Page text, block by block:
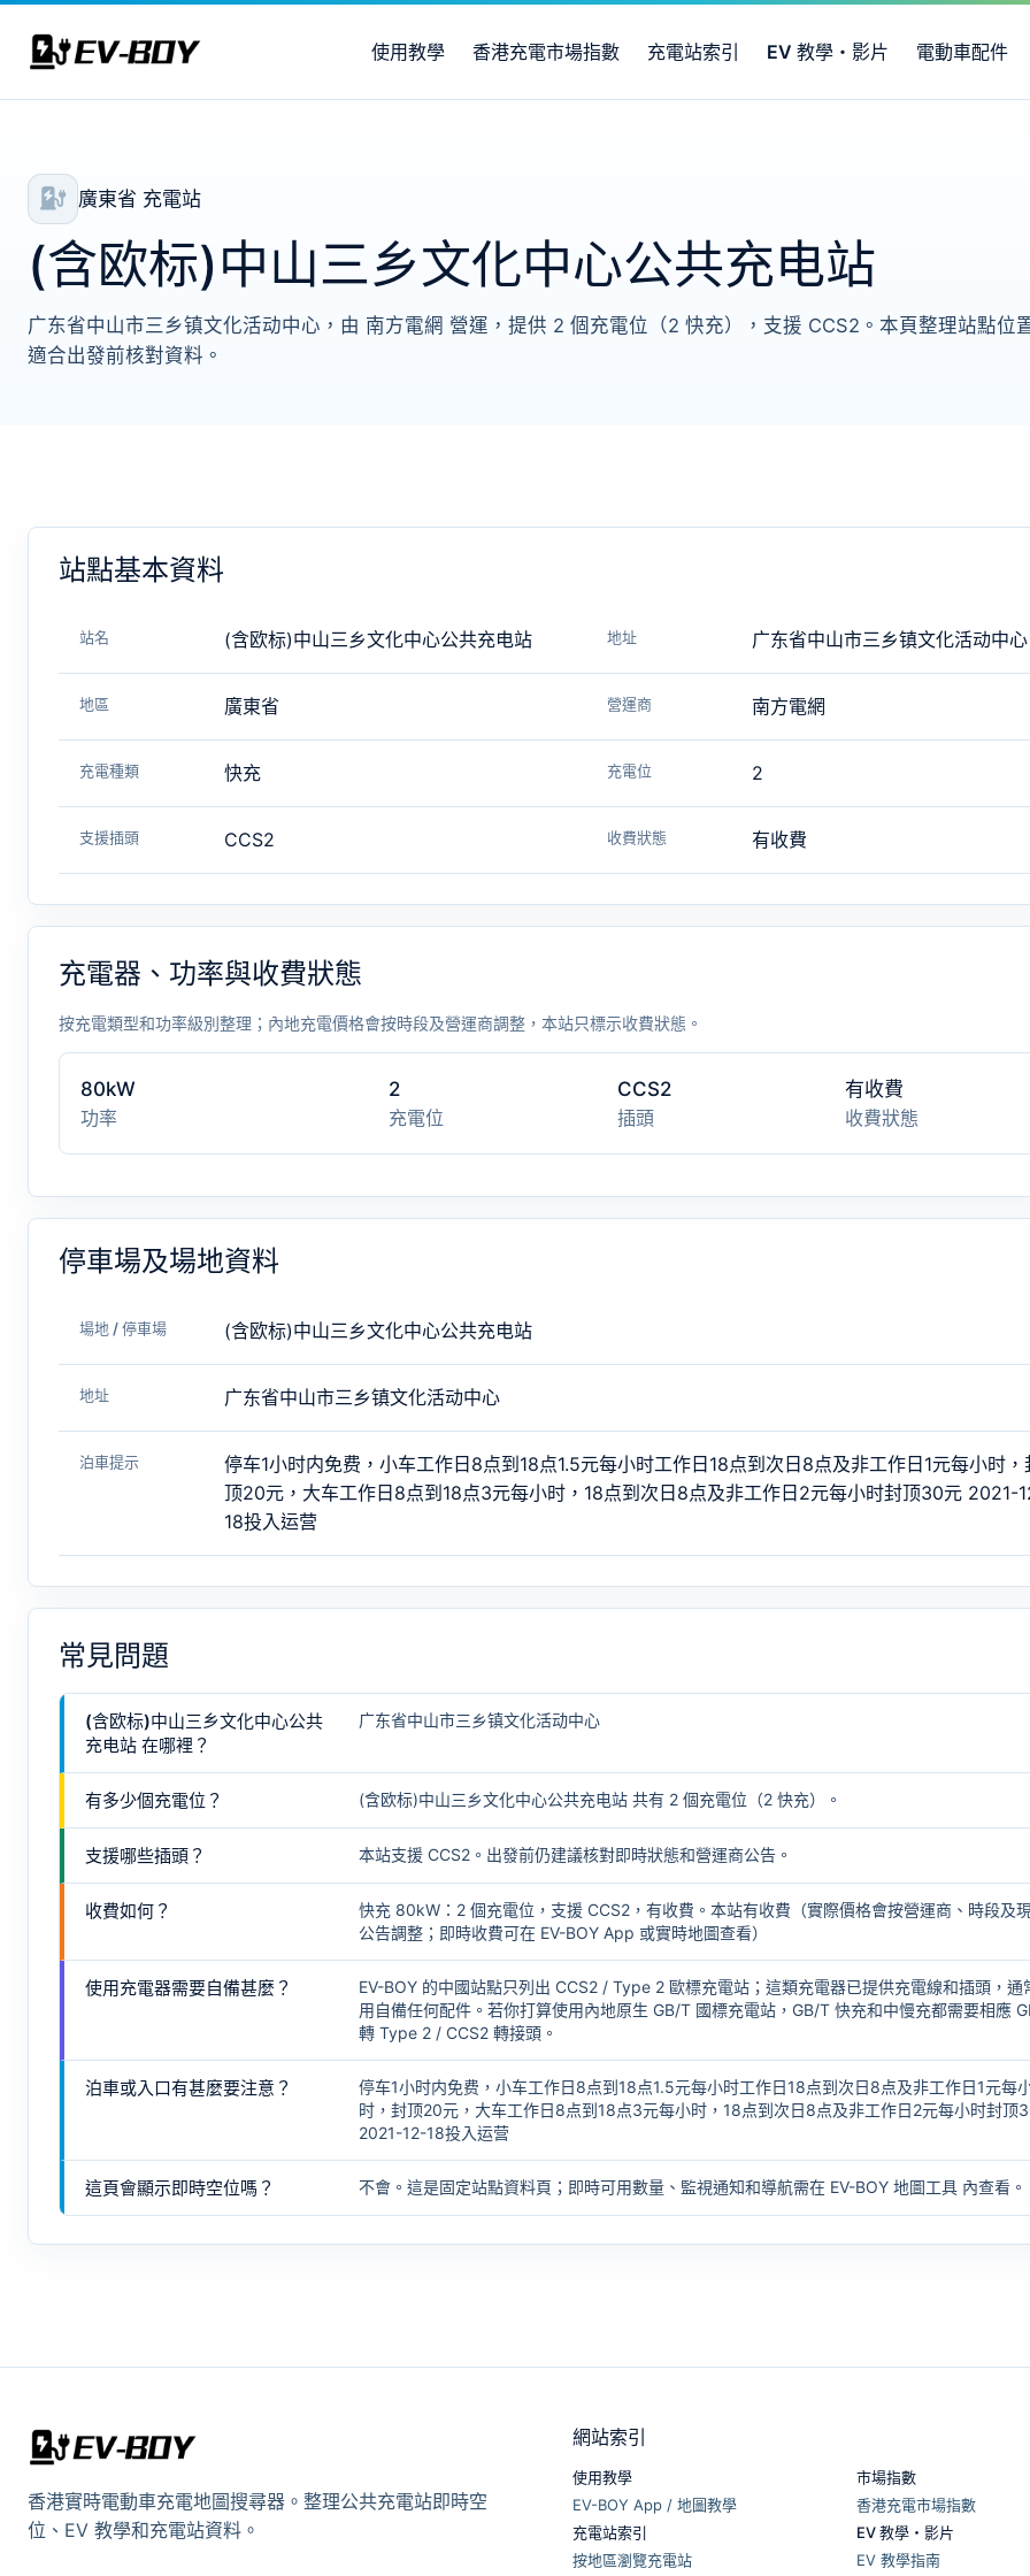
使用教學 香港充電市場指數 充電站索引 EV 教學・影片 電動車配件
廣東省 充電站
(含欧标)中山三乡文化中心公共充电站
广东省中山市三乡镇文化活动中心，由 南方電網 營運，提供 2 個充電位（2 快充），支援 CCS2。本頁整理站點位
適合出發前核對資料。
站點基本資料
站名 (含欧标)中山三乡文化中心公共充电站 地址 广东省中山市三乡镇文化活动中心
地區 廣東省 營運商 南方電網
充電種類 快充 充電位 2
支援插頭 CCS2 收費狀態 有收費
充電器、功率與收費狀態
按充電類型和功率級別整理；內地充電價格會按時段及營運商調整，本站只標示收費狀態。
80kW
功率
2
充電位
CCS2
插頭
有收費
收費狀態
停車場及場地資料
場地 / 停車場 (含欧标)中山三乡文化中心公共充电站
地址 广东省中山市三乡镇文化活动中心
泊車提示
停车1小时内免费，小车工作日8点到18点1.5元每小时工作日18点到次日8点及非工作日1元每小时，
顶20元，大车工作日8点到18点3元每小时，18点到次日8点及非工作日2元每小时封顶30元 2021-
18投入运营
常見問題
(含欧标)中山三乡文化中心公共
充电站 在哪裡？
广东省中山市三乡镇文化活动中心
有多少個充電位？ (含欧标)中山三乡文化中心公共充电站 共有 2 個充電位（2 快充）。
支援哪些插頭？ 本站支援 CCS2。出發前仍建議核對即時狀態和營運商公告。
收費如何？
快充 80kW：2 個充電位，支援 CCS2，有收費。本站有收費（實際價格會按營運商、時段及
公告調整；即時收費可在 EV-BOY App 或實時地圖查看）
使用充電器需要自備甚麼？
EV-BOY 的中國站點只列出 CCS2 / Type 2 歐標充電站；這類充電器已提供充電線和插頭，通
用自備任何配件。若你打算使用內地原生 GB/T 國標充電站，GB/T 快充和中慢充都需要相應
轉 Type 2 / CCS2 轉接頭 。
泊車或入口有甚麼要注意？
停车1小时内免费，小车工作日8点到18点1.5元每小时工作日18点到次日8点及非工作日1元每
时，封顶20元，大车工作日8点到18点3元每小时，18点到次日8点及非工作日2元每小时封顶
2021-12-18投入运营
這頁會顯示即時空位嗎？ 不會。這是固定站點資料頁；即時可用數量、監視通知和導航需在 EV-BOY 地圖工具 內查看。
香港實時電動車充電地圖搜尋器。整理公共充電站即時空
位、EV 教學和充電站資料。
網站索引
使用教學
EV-BOY App / 地圖教學
市場指數
香港充電市場指數
充電站索引
按地區瀏覽充電站
EV 教學・影片
EV 教學指南